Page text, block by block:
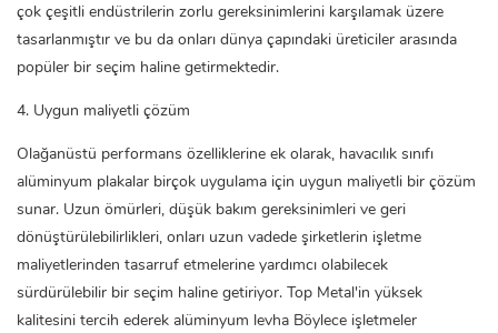
çok çeşitli endüstrilerin zorlu gereksinimlerini karşılamak üzere
tasarlanmıştır ve bu da onları dünya çapındaki üreticiler arasında
popüler bir seçim haline getirmektedir.
4. Uygun maliyetli çözüm
Olağanüstü performans özelliklerine ek olarak, havacılık sınıfı
alüminyum plakalar birçok uygulama için uygun maliyetli bir çözüm
sunar. Uzun ömürleri, düşük bakım gereksinimleri ve geri
dönüştürülebilirlikleri, onları uzun vadede şirketlerin işletme
maliyetlerinden tasarruf etmelerine yardımcı olabilecek
sürdürülebilir bir seçim haline getiriyor. Top Metal'in yüksek
kalitesini tercih ederek alüminyum levha Böylece işletmeler